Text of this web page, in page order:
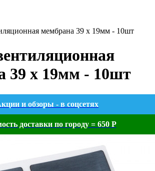
мембрана 39 x 19мм - 10шт
39 x 19мм - 10шт
и обзоры - в соцсетях
доставки по городу = 650 Р